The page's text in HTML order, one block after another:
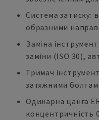
Система затиску:
образними
Заміна
заміни (ISO 30),
Тримач
затяжними
Одинарна цанга
концентричність